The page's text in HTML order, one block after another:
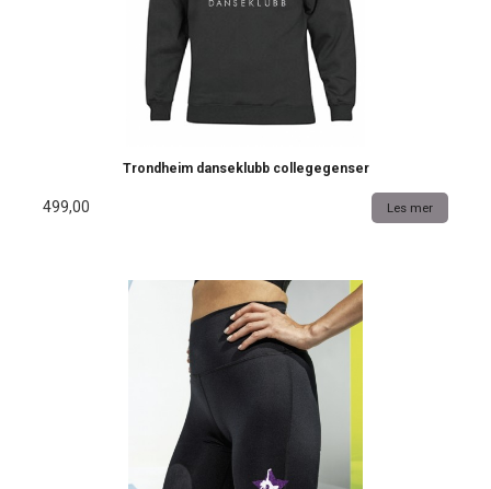
Trondheim danseklubb collegegenser
499,00 Les mer